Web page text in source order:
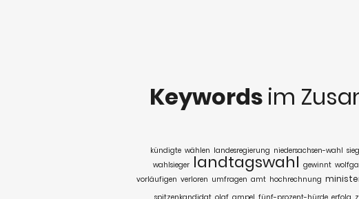
Keywords im
kündigte wählen landesregierung niedersachsen-wahl
wahlsieger landtagswahl gewinnt
vorläufigen verloren umfragen amt hochrechnung